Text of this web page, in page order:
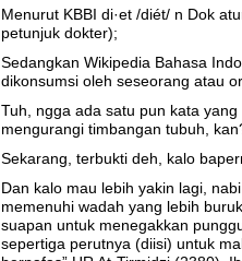
Menurut KBBI di·et /diét/ n Dok
petunjuk dokter);
Sedangkan Wikipedia Bahasa
dikonsumsi oleh seseorang atau
Tuh, ngga ada satu pun kata
mengurangi timbangan tubuh,
Sekarang, terbukti deh, kalo
Dan kalo mau lebih yakin lagi,
memenuhi wadah yang lebih
suapan untuk menegakkan
sepertiga perutnya (diisi) untuk